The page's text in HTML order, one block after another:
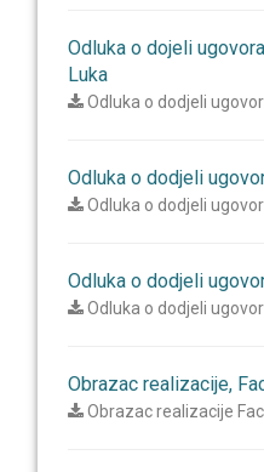
Odluka o dojeli
Luka
Odluka o dodjeli
Odluka o dodjeli
Odluka o dodjeli
Odluka o dodjeli
Odluka o dodjeli
Obrazac realizacije,
Obrazac realizacije